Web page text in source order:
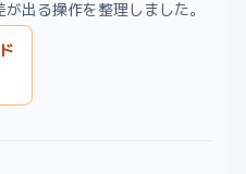
出る操作を整理しました。